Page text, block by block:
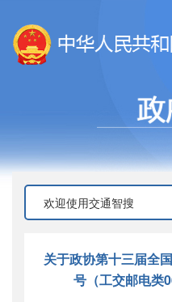
关于政协第十三届全
号（工交邮电类